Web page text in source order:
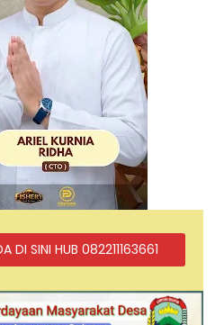
DI SINI HUB 082211163661